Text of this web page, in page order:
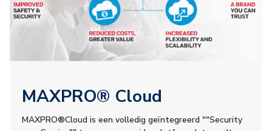
MAXPRO® Cloud
MAXPRO®Cloud is een volledig geïntegreerd ""Security